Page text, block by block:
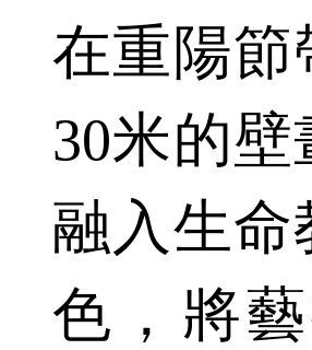
在重陽
30米的
融入生
色，將